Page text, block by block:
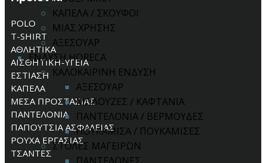
ΚΑΠΕΛΑ / ΣΚΟΥΦΟΙ
ΜΙΑΣ ΧΡΗΣΗΣ
ΑΞΕΣΟΥΑΡ
ΕΝΔΥΣΗ HORECA
ΚΑΛΟΚΑΙΡΙΝΗ ΕΝΔΥΣΗ
ΑΞΕΣΟΥΑΡ
ΜΠΛΟΥΖΕΣ / ΚΑΦΤΑΝΙΑ
ΠΑΝΤΕΛΟΝΙΑ / ΒΕΡΜΟΥΔΕΣ
ΠΟΥΚΑΜΙΣΑ / ΠΟΥΚΑΜΙΣΕΣ
ΣΤΟΛΕΣ ΜΑΓΕΙΡΩΝ
POLO
T-SHIRT
ΑΘΛΗΤΙΚΑ
ΑΙΣΘΗΤΙΚΗ-ΥΓΕΙΑ
ΕΣΤΙΑΣΗ
ΚΑΠΕΛΑ
ΜΕΣΑ ΠΡΟΣΤΑΣΙΑΣ
ΠΑΝΤΕΛΟΝΙΑ
ΠΑΠΟΥΤΣΙΑ ΑΣΦΑΛΕΙΑΣ
ΡΟΥΧΑ ΕΡΓΑΣΙΑΣ
ΤΣΑΝΤΕΣ